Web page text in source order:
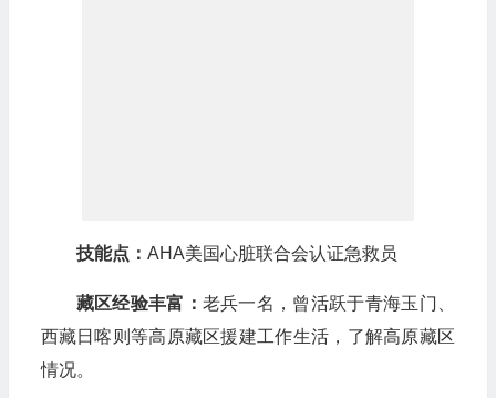
技能点： AHA美国心脏联合会认证急救员
藏区经验丰富： 老兵一名，曾活跃于青海玉门、
西藏日喀则等高原藏区援建工作生活，了解高原藏区
情况。